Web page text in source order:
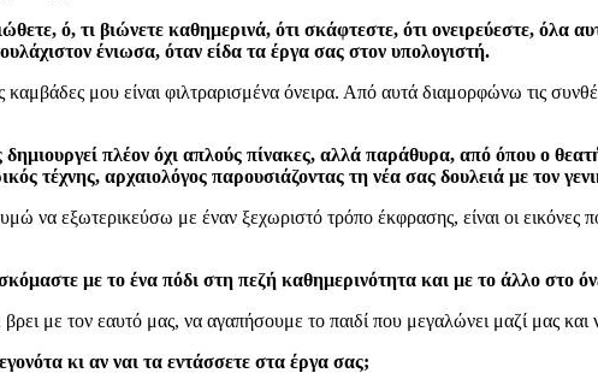
ό, τι βιώνετε καθημερινά, ότι σκάφτεστε, ότι ονειρεύεστε,
ένιωσα, όταν είδα τα έργα σας στον υπολογιστή.
καμβάδες μου είναι φιλτραρισμένα όνειρα. Από αυτά διαμορφώνω τις
δημιουργεί πλέον όχι απλούς πίνακες, αλλά παράθυρα, από όπου ο
τέχνης, αρχαιολόγος παρουσιάζοντας τη νέα σας δουλειά με τον
να εξωτερικεύσω με έναν ξεχωριστό τρόπο έκφρασης, είναι οι εικόνες
με το ένα πόδι στη πεζή καθημερινότητα και με το άλλο στο
με τον εαυτό μας, να αγαπήσουμε το παιδί που μεγαλώνει μαζί μας
κι αν ναι τα εντάσσετε στα έργα σας;